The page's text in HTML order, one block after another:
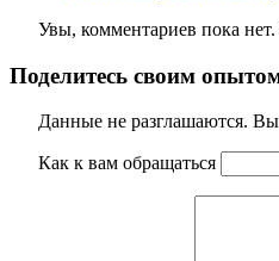
Увы, комментариев пока
Поделитесь своим
Данные не разглашаются.
Как к вам обращаться